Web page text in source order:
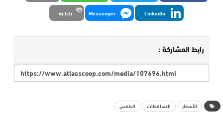
LinkedIn
Messenger طباعة
رابط المشاركة :
الأمطار التساقطات الطقس